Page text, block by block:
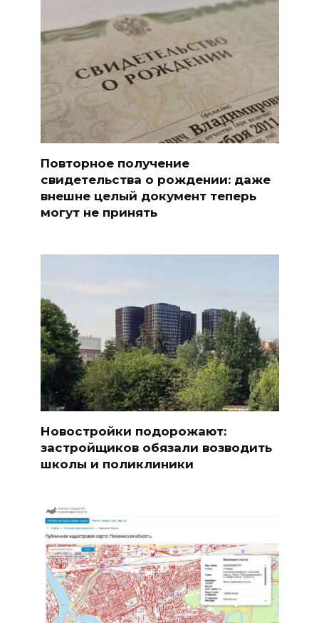
Повторное получение
свидетельства о рождении: даже
внешне целый документ теперь
могут не принять
Новостройки подорожают:
застройщиков обязали возводить
школы и поликлиники